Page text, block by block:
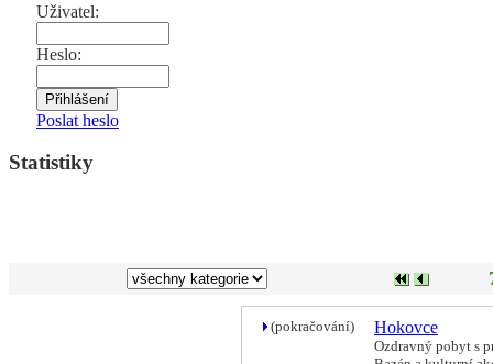
Uživatel:
Heslo:
Poslat heslo
Statistiky
(pokračování) Hokovce
Ozdravný pobyt s